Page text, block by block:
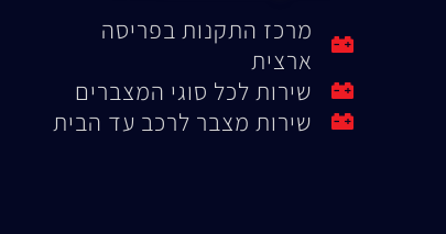
מרכז התקנות בפריסה
ארצית
שירות לכל סוגי המצברים
שירות מצבר לרכב עד הבית